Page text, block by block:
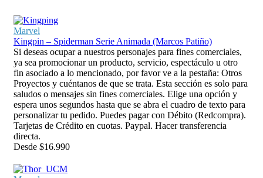
Marvel
Kingpin – Spiderman Serie Animada (Marcos Patiño)
Si deseas ocupar a nuestros personajes para fines comerciales,
ya sea promocionar un producto, servicio, espectáculo u otro
fin asociado a lo mencionado, por favor ve a la pestaña: Otros
Proyectos y cuéntanos de que se trata. Esta sección es solo para
saludos o mensajes sin fines comerciales. Elige una opción y
espera unos segundos hasta que se abra el cuadro de texto para
personalizar tu pedido. Puedes pagar con Débito (Redcompra).
Tarjetas de Crédito en cuotas. Paypal. Hacer transferencia
directa.
Desde $16.990